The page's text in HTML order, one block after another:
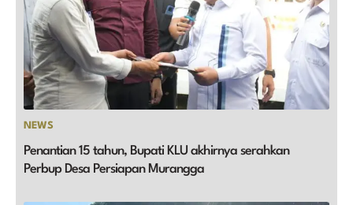
NEWS
Penantian 15 tahun, Bupati KLU akhirnya serahkan
Perbup Desa Persiapan Murangga